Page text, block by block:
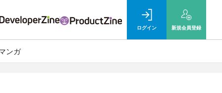
ログイン 新規会員登録
ンガ